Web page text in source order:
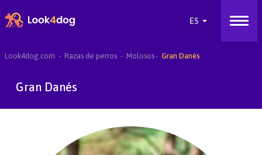
Look4dog.com Razas de perros Molosos Gran Danés
Gran Danés